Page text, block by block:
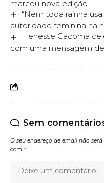
marcou nova edição
“Nem toda rainha
autoridade feminina na
Henesse Cacoma
com uma mensagem
Sem
O seu endereço de email não
com *